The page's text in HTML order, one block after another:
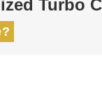
Turbo